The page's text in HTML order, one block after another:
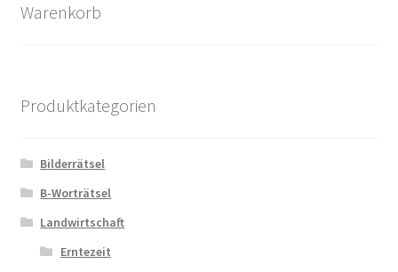
Warenkorb
Produktkategorien
Bilderrätsel
B-Worträtsel
Landwirtschaft
Erntezeit